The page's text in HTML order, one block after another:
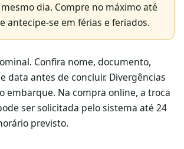
dia. Compre no máximo até
antecipe-se em férias e feriados.
Confira nome, documento,
data antes de concluir. Divergências
embarque. Na compra online, a troca
ser solicitada pelo sistema até 24
previsto.